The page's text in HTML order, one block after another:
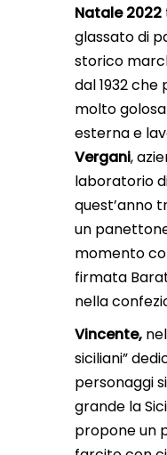
Natale 2022
glassato di
storico
dal 1932
molto
esterna e
Vergani,
laboratorio
quest’anno
un
momento
firmata
nella
Vincente,
siciliani”
personaggi
grande la
propone un